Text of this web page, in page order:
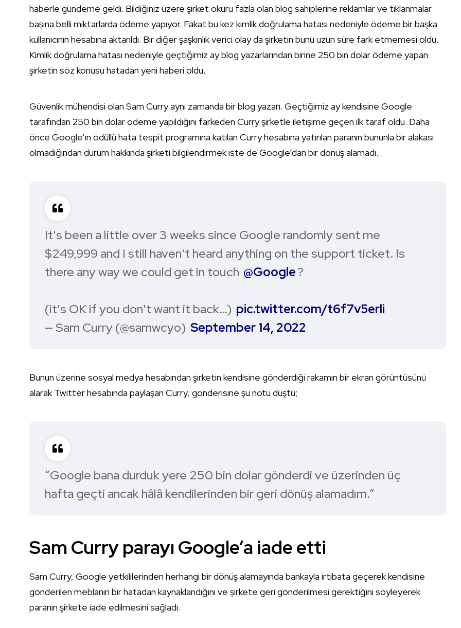
haberle gündeme geldi. Bildiğiniz üzere şirket okuru fazla olan blog sahiplerine reklamlar ve tıklanmalar
başına belli miktarlarda ödeme yapıyor. Fakat bu kez kimlik doğrulama hatası nedeniyle ödeme bir başka
kullanıcının hesabına aktarıldı. Bir diğer şaşkınlık verici olay da şirketin bunu uzun süre fark etmemesi oldu.
Kimlik doğrulama hatası nedeniyle geçtiğimiz ay blog yazarlarından birine 250 bin dolar ödeme yapan
şirketin söz konusu hatadan yeni haberi oldu.
Güvenlik mühendisi olan Sam Curry aynı zamanda bir blog yazarı. Geçtiğimiz ay kendisine Google
tarafından 250 bin dolar ödeme yapıldığını farkeden Curry şirketle iletişime geçen ilk taraf oldu. Daha
önce Google’ın ödüllü hata tespit programına katılan Curry hesabına yatırılan paranın bununla bir alakası
olmadığından durum hakkında şirketi bilgilendirmek iste de Google’dan bir dönüş alamadı.
It's been a little over 3 weeks since Google randomly sent me
$249,999 and I still haven't heard anything on the support ticket. Is
there any way we could get in touch @Google?
(it's OK if you don't want it back…) pic.twitter.com/t6f7v5erli
— Sam Curry (@samwcyo) September 14, 2022
Bunun üzerine sosyal medya hesabından şirketin kendisine gönderdiği rakamın bir ekran görüntüsünü
alarak Twitter hesabında paylaşan Curry, gönderisine şu notu düştü;
“Google bana durduk yere 250 bin dolar gönderdi ve üzerinden üç
hafta geçti ancak hâlâ kendilerinden bir geri dönüş alamadım.”
Sam Curry parayı Google’a iade etti
Sam Curry, Google yetkililerinden herhangi bir dönüş alamayında bankayla irtibata geçerek kendisine
gönderilen meblanın bir hatadan kaynaklandığını ve şirkete geri gönderilmesi gerektiğini söyleyerek
paranın şirkete iade edilmesini sağladı.